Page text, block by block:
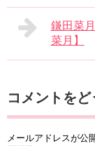
鎌田菜
菜月】
コメントをど
メールアドレスが公